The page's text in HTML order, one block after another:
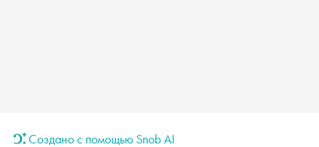
Создано с помощью Snob AI